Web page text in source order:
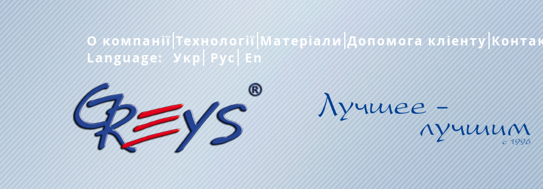
О компанії Технології Матеріали Допомога кліенту
Language: Укр Рус En